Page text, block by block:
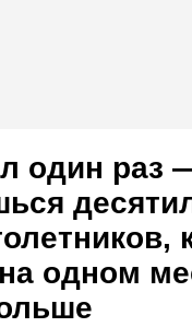
один раз
одном